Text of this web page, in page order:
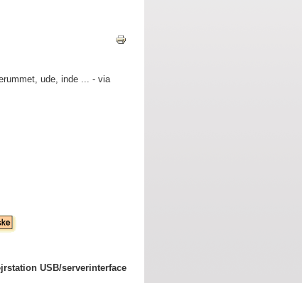
ude, inde ... - via
USB/serverinterface